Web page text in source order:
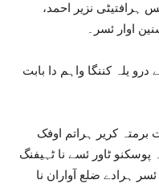
ہرافتیٹی نزیر احمد،
اوار ئسر۔
یلہ کننگا واہم دا بابت
برمتہ کریر ہراتم اوفک
ٹاور ئسے نا ٹہیفنگ
ہرادے ضلع آواران نا